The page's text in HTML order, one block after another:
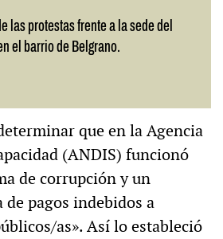
las protestas frente a la sede del
el barrio de Belgrano.
que en la Agencia
(ANDIS) funcionó
de corrupción y un
de pagos indebidos a
as». Así lo estableció